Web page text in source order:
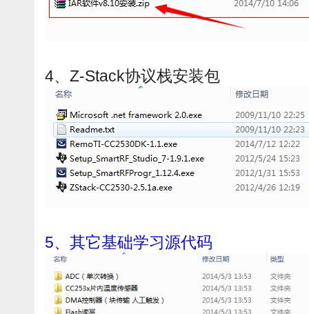
4、Z-Stack协议栈安装包
5、其它基础学习源代码